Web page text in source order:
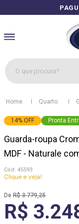
O que procura?
Quarto
14% OFF Pronta
Guarda-roupa
MDF - Naturale
: 45593
Clique e veja!
R$ 3.779,25
R$
3º cozinhas
4º sofá
6º mesa
7º cozinha módulos
8 º box